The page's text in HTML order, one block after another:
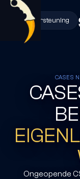
Ondersteuning
CASES
Ongeopende